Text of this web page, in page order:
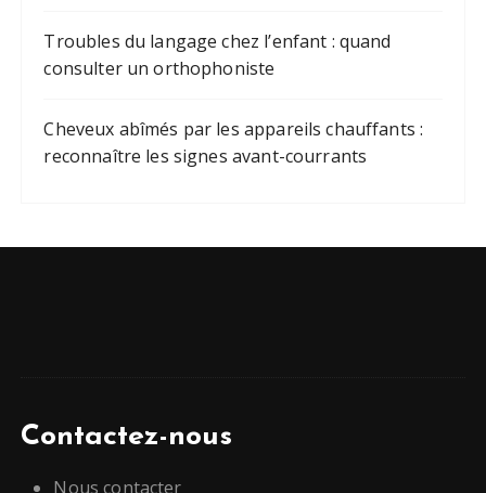
Troubles du langage chez l’enfant : quand
consulter un orthophoniste
Cheveux abîmés par les appareils chauffants :
reconnaître les signes avant-courrants
Contactez-nous
Nous contacter